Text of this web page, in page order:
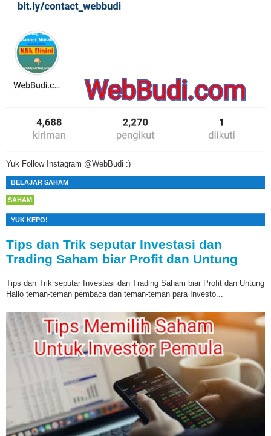
Yuk Follow Instagram @WebBudi :)
BELAJAR SAHAM
SAHAM
YUK KEPO!
Tips dan Trik seputar Investasi dan
Trading Saham biar Profit dan Untung
Tips dan Trik seputar Investasi dan Trading Saham biar Profit dan Untung
Hallo teman-teman pembaca dan teman-teman para Investo...